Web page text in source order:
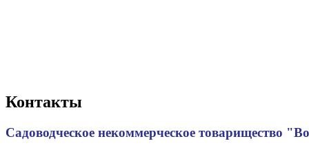
Контакты
Садоводческое некоммерческое товарищество